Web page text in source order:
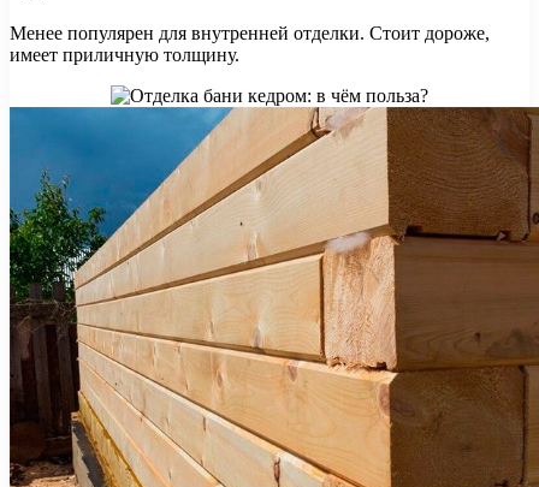
Менее популярен для внутренней отделки. Стоит дороже,
имеет приличную толщину.